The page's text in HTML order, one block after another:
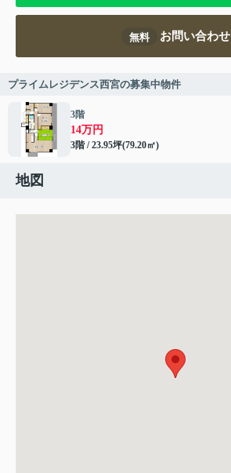
無料 お問い合わせ
プライムレジデンス西宮の募集中物件
3階
14万円
3階 / 23.95坪(79.20㎡)
地図